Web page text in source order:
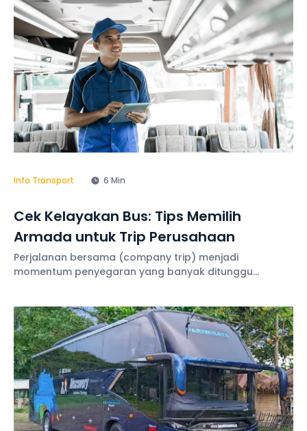
Info Transport 6 Min
Cek Kelayakan Bus: Tips Memilih
Armada untuk Trip Perusahaan
Perjalanan bersama (company trip) menjadi
momentum penyegaran yang banyak ditunggu
yang besar. Namun, jangan lupa untuk melakukan